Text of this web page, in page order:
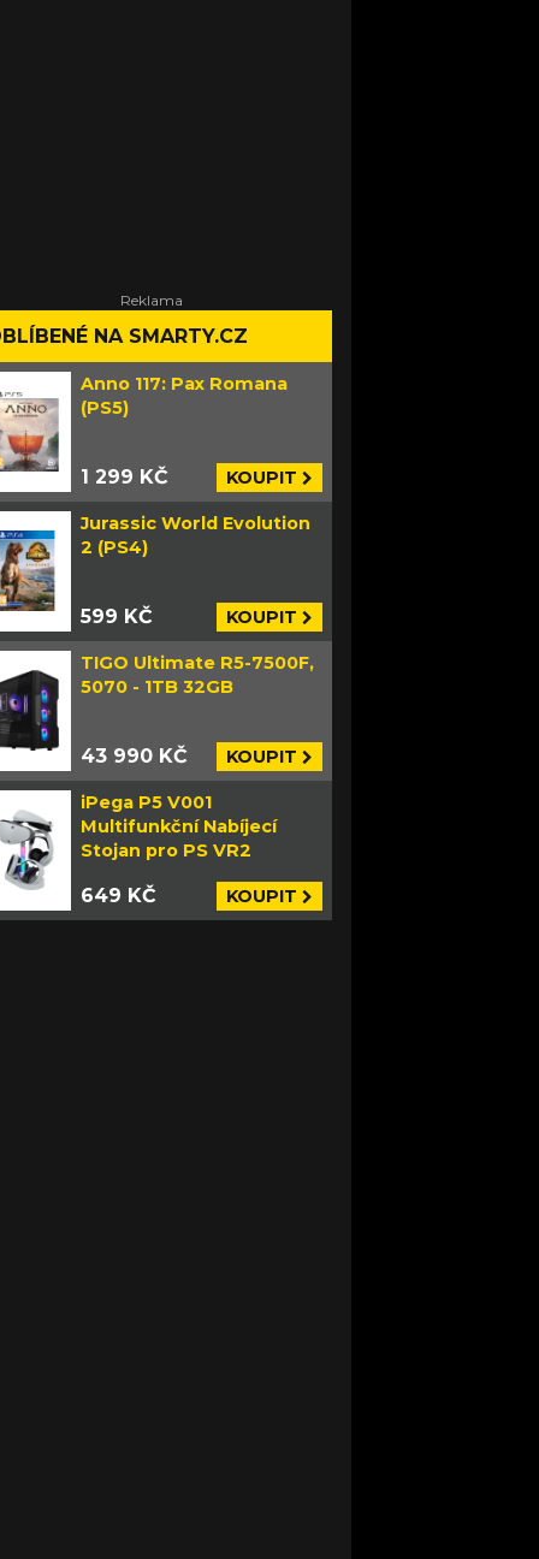
NA SMARTY.CZ
Anno 117: Pax Romana
(PS5)
1 299 KČ KOUPIT
Jurassic World Evolution
2 (PS4)
599 KČ KOUPIT
TIGO Ultimate R5-7500F,
5070 - 1TB 32GB
43 990 KČ KOUPIT
iPega P5 V001
Multifunkční Nabíjecí
Stojan pro PS VR2
649 KČ KOUPIT